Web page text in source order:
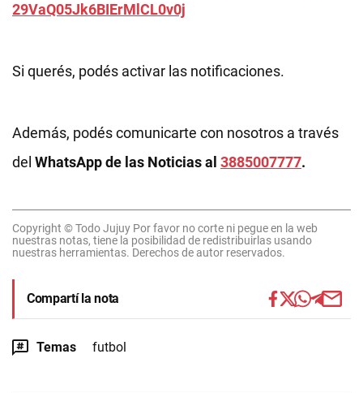
29VaQ05Jk6BIErMlCL0v0j
Si querés, podés activar las notificaciones.
Además, podés comunicarte con nosotros a través
del WhatsApp de las Noticias al 3885007777.
Copyright © Todo Jujuy Por favor no corte ni pegue en la web
nuestras notas, tiene la posibilidad de redistribuirlas usando
nuestras herramientas. Derechos de autor reservados.
Compartí la nota
Temas futbol